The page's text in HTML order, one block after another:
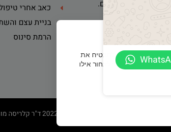
כאב אחרי
בניית עצם
הרמת סינוס
בעוגיות כדי להבטיח את
המשתמש. אפשר לבחור אילו